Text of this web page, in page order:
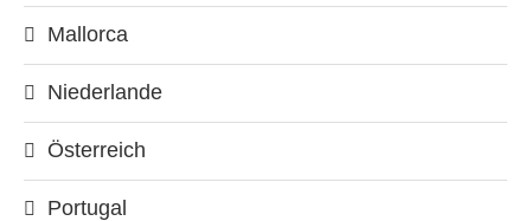
Mallorca
Niederlande
Österreich
Portugal